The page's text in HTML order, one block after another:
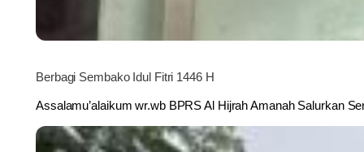
Berbagi Sembako Idul Fitri 1446 H
Assalamu’alaikum wr.wb BPRS Al Hijrah Amanah Salurkan